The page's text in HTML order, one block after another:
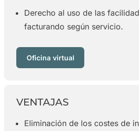
Derecho al uso de las
facturando según servicio.
Oficina virtual
VENTAJAS
Eliminación de los costes de